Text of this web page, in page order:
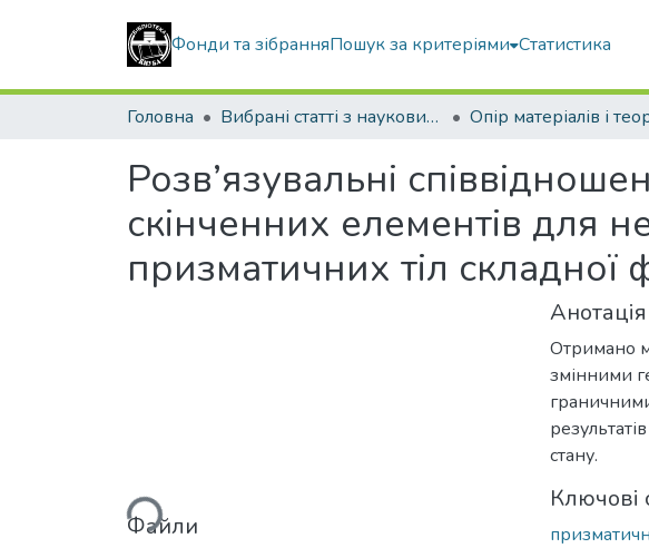
Фонди та зібранняПошук за критеріями Статистика
Головна Вибрані статті з наукових збірників КНУБА
Розв’язувальні
скінченних елементів для
призматичних тіл складної
Вантажиться...
Файли
Анотація
Отримано
змінними
стану.
Ключові